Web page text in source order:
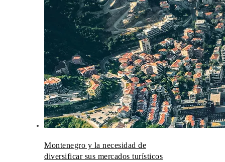
Montenegro y la necesidad de
diversificar sus mercados turísticos